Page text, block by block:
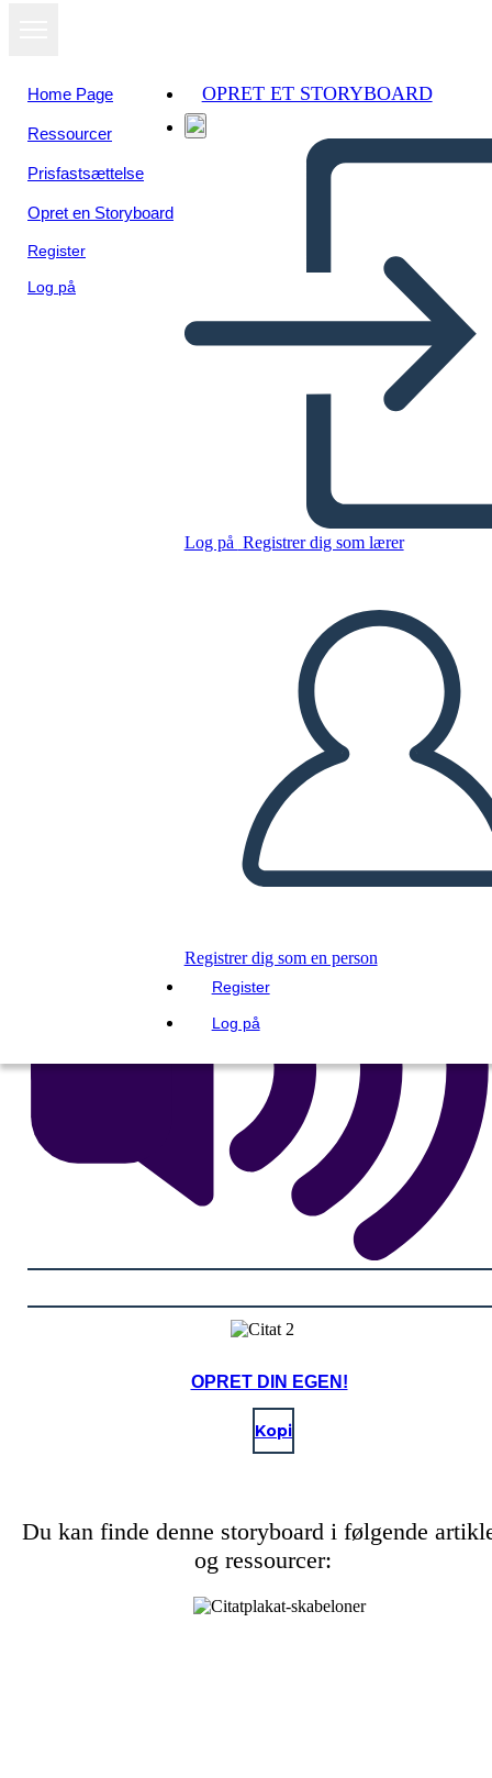
Home Page
Ressourcer
Prisfastsættelse
Opret en Storyboard
Register
Log på
OPRET ET STORYBOARD
Log på Registrer dig som lærer
Registrer dig som en person
Register
Log på
Kopier dette storyboard
LAVE ET STORYBOARD
AFSPIL DIASSHOW
LÆS FOR MIG
OPRET DIN EGEN!
Kopi
Du kan finde denne storyboard i følgende
og ressourcer: